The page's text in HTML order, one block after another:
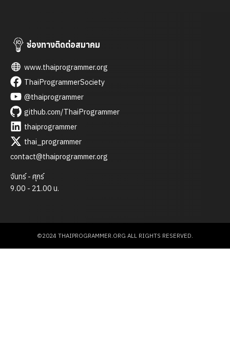
ช่องทางติดต่อสมาคม
www.thaiprogrammer.org
ThaiProgrammerSociety
@thaiprogrammer
github.com/ThaiProgrammer
thaiprogrammer
thai_programmer
contact@thaiprogrammer.org
จันทร์ - ศุกร์
9.00 - 21.00 น.
©2024 THAIPROGRAMMER.ORG ALL RIGHTS RESERVED.